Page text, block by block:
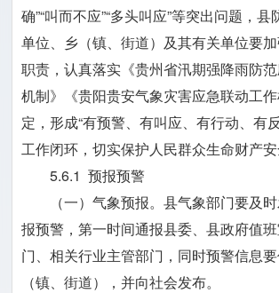
确”“叫而不应”“多头叫应”等突出问题，
单位、乡（镇、街道）及其有关单位要
职责，认真落实《贵州省汛期强降雨防范
机制》《贵阳贵安气象灾害应急联动工
定，形成“有预警、有叫应、有行动、有
工作闭环，切实保护人民群众生命财产安
5.6.1 预报预警
（一）气象预报。县气象部门要及
报预警，第一时间通报县委、县政府值
门、相关行业主管部门，同时预警信息
（镇、街道），并向社会发布。